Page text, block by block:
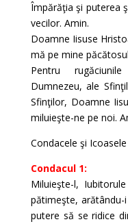
Împărăţia şi puterea
vecilor. Amin.
Doamne Iisuse
mă pe mine
Pentru
Dumnezeu, ale
Sfinţilor, Doamne
miluieşte-ne pe noi.
Condacele şi Icoasele
Condacul 1:
Miluieşte-l,
pătimeşte,
putere să se ridice